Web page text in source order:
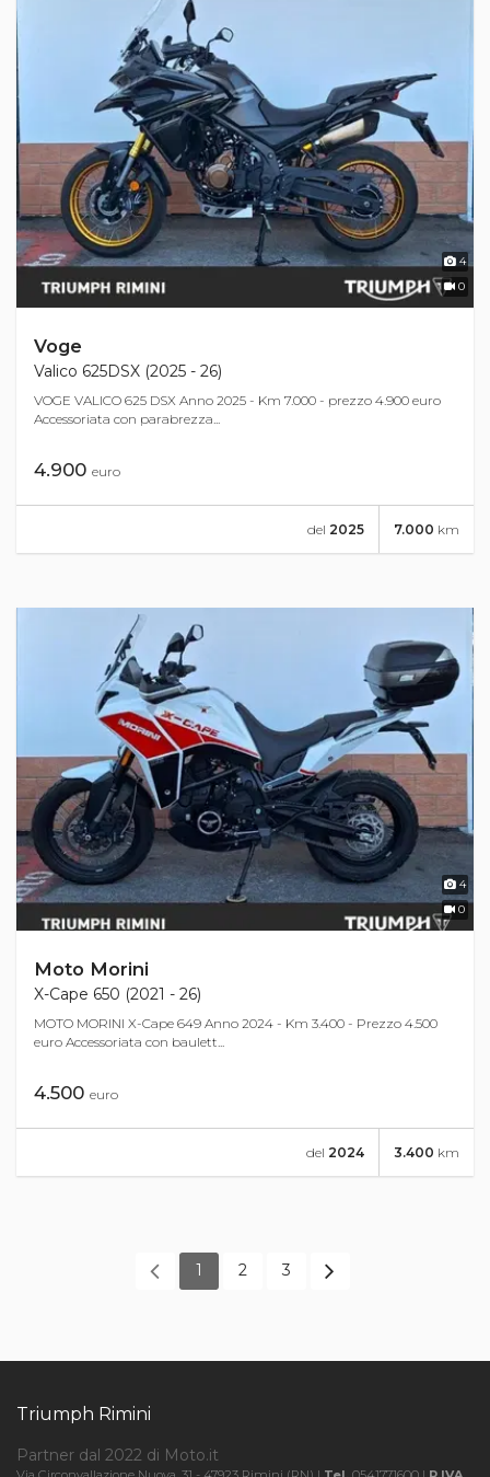
4
0
Voge
Valico 625DSX (2025 - 26)
VOGE VALICO 625 DSX Anno 2025 - Km 7.000 - prezzo 4.900 euro
Accessoriata con parabrezza...
4.900 euro
7.000 km
del 2025
4
0
Moto Morini
X-Cape 650 (2021 - 26)
MOTO MORINI X-Cape 649 Anno 2024 - Km 3.400 - Prezzo 4.500
euro Accessoriata con baulett...
4.500 euro
3.400 km
del 2024
1 2 3
Triumph Rimini
Partner dal 2022 di Moto.it